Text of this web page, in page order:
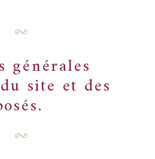
générales
site et des